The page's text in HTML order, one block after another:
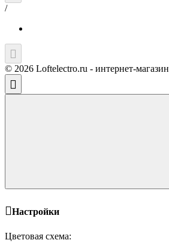
/
© 2026 Loftelectro.ru - интернет-магазин
Настройки
Цветовая схема: